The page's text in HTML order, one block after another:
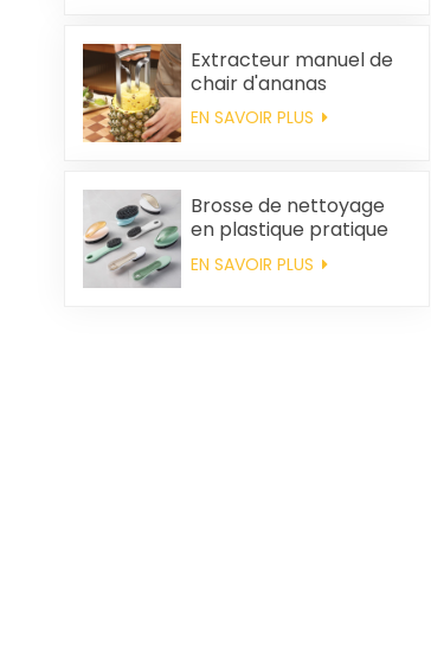
ménager
Extracteur manuel de
chair d'ananas
EN SAVOIR PLUS
Brosse de nettoyage
en plastique pratique
en gros
EN SAVOIR PLUS